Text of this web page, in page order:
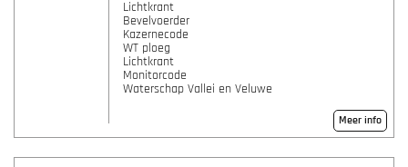
Lichtkrant
Bevelvoerder
Kazernecode
WT ploeg
Lichtkrant
Monitorcode
Waterschap Vallei en Veluwe
Meer info